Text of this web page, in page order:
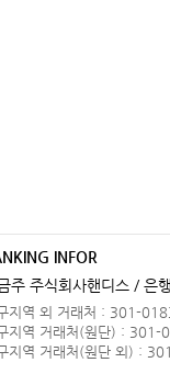
INFOR
주 주식회사핸디스 / 은
지역 외 거래처 : 301-
지역 거래처(원단) :
지역 거래처(원단 외) :